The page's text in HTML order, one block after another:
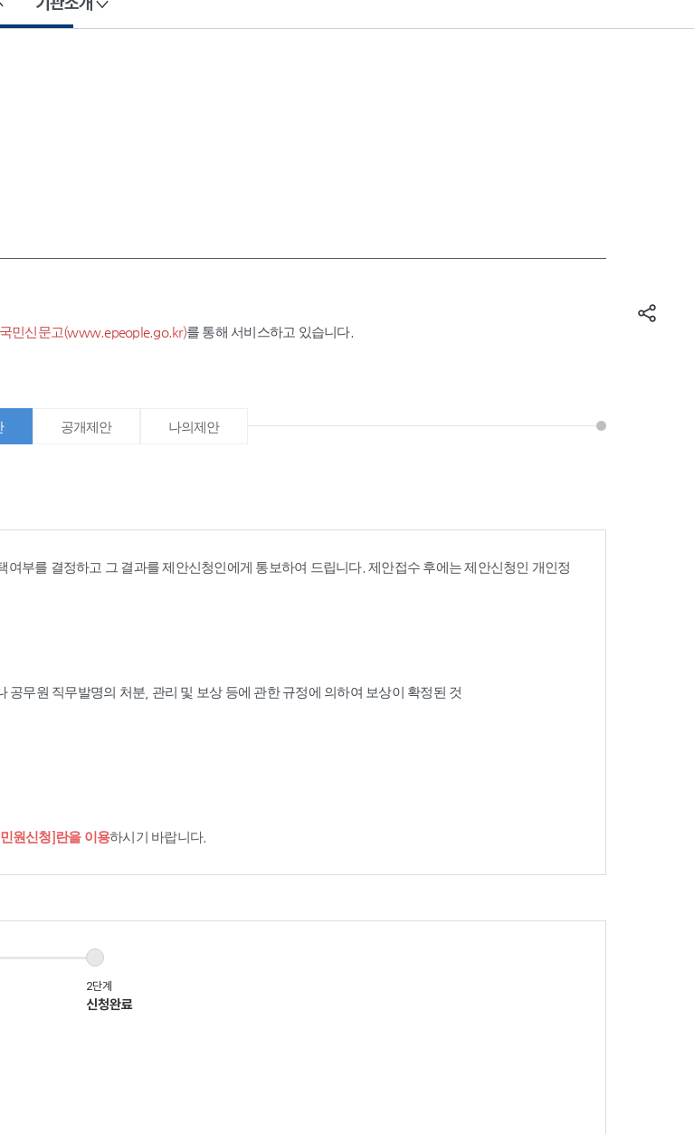
국민신문고(www.epeople.go.kr)를 통해 서비스하고 있습니다.
공개제안 나의제안
부를 결정하고 그 결과를 제안신청인에게 통보하여 드립니다. 제안접수 후에는 제안신청인 개인정
무원 직무발명의 처분, 관리 및 보상 등에 관한 규정에 의하여 보상이 확정된 것
원신청]란을 이용하시기 바랍니다.